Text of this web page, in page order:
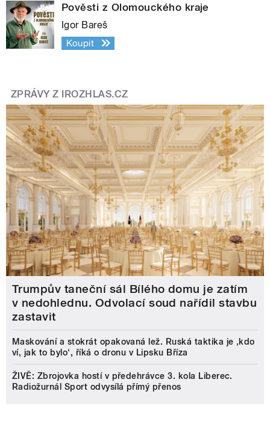
Pověsti z Olomouckého kraje
Igor Bareš
Koupit
ZPRÁVY Z IROZHLAS.CZ
Trumpův taneční sál Bílého domu je zatím
v nedohlednu. Odvolací soud nařídil stavbu
zastavit
Maskování a stokrát opakovaná lež. Ruská taktika je ‚kdo
ví, jak to bylo‘, říká o dronu v Lipsku Bříza
ŽIVĚ: Zbrojovka hostí v předehrávce 3. kola Liberec.
Radiožurnál Sport odvysílá přímý přenos